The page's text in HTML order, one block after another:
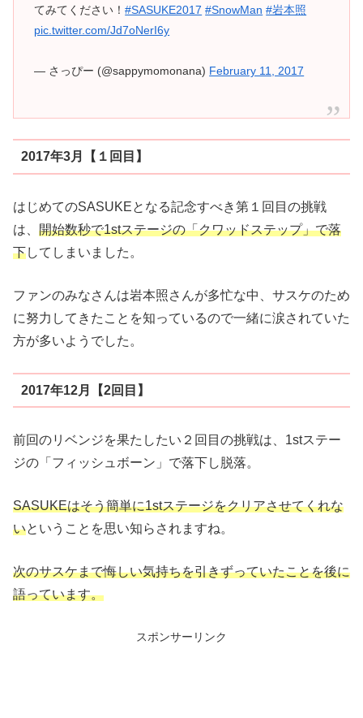
てみてください！#SASUKE2017 #SnowMan #岩本照
pic.twitter.com/Jd7oNerI6y
— さっぴー (@sappymomonana) February 11, 2017
2017年3月【１回目】
はじめてのSASUKEとなる記念すべき第１回目の挑戦
は、 開始数秒で1stステージの「クワッドステップ」で落
下してしまいました。
ファンのみなさんは岩本照さんが多忙な中、サスケのため
に努力してきたことを知っているので一緒に涙されていた
方が多いようでした。
2017年12月【2回目】
前回のリベンジを果たしたい２回目の挑戦は、1stステー
ジの「フィッシュボーン」で落下し脱落。
SASUKEはそう簡単に1stステージをクリアさせてくれな
いということを思い知らされますね。
次のサスケまで悔しい気持ちを引きずっていたことを後に
語っています。
スポンサーリンク